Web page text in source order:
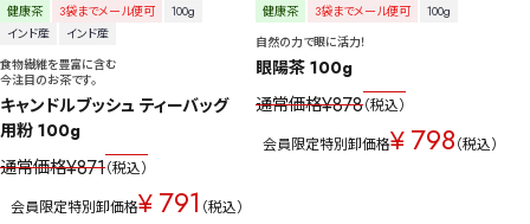
健康茶 3袋までメール便可
100g
インド産
インド産
食物繊維を豊富に含む
今注目のお茶です。
キャンドルブッシュ ティーバッグ
用粉 100g
通常価格¥871 税込
会員限定特別卸価格¥ 791 税込
健康茶 3袋までメール便可
100g
自然の力で眼に活力！
眼陽茶 100g
通常価格¥878 税込
会員限定特別卸価格¥798 税込